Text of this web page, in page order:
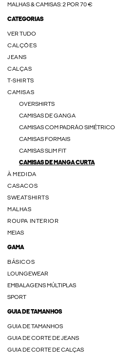
MALHAS & CAMISAS: 2 POR 70 €
CATEGORIAS
VER TUDO
CALÇÕES
JEANS
CALÇAS
T-SHIRTS
CAMISAS
OVERSHIRTS
CAMISAS DE GANGA
CAMISAS COM PADRÃO SIMÉTRICO
CAMISAS FORMAIS
CAMISAS SLIM FIT
CAMISAS DE MANGA CURTA
À MEDIDA
CASACOS
SWEATSHIRTS
MALHAS
ROUPA INTERIOR
MEIAS
GAMA
BÁSICOS
LOUNGEWEAR
EMBALAGENS MÚLTIPLAS
SPORT
GUIA DE TAMANHOS
GUIA DE TAMANHOS
GUIA DE CORTE DE JEANS
GUIA DE CORTE DE CALÇAS